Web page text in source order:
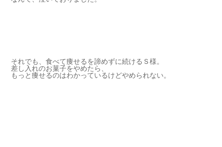
それでも、食べて痩せるを諦めずに続けるＳ様。
差し入れのお菓子をやめたら、
もっと痩せるのはわかっているけどやめられない。